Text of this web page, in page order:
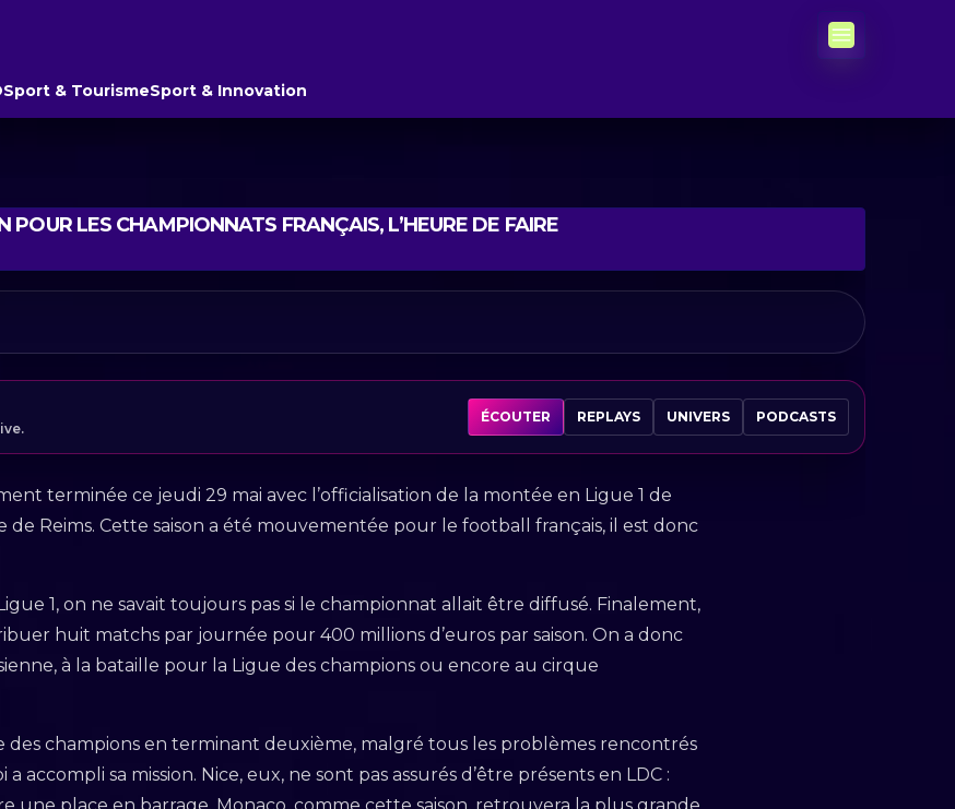
Sport & TourismeSport & Innovation
POUR LES CHAMPIONNATS FRANÇAIS, L’HEURE DE FAIRE
ÉCOUTER REPLAYS UNIVERS PODCASTS
terminée ce jeudi 29 mai avec l’officialisation de la montée en Ligue 1 de
Reims. Cette saison a été mouvementée pour le football français, il est donc
1, on ne savait toujours pas si le championnat allait être diffusé. Finalement,
huit matchs par journée pour 400 millions d’euros par saison. On a donc
à la bataille pour la Ligue des champions ou encore au cirque
des champions en terminant deuxième, malgré tous les problèmes rencontrés
accompli sa mission. Nice, eux, ne sont pas assurés d’être présents en LDC :
une place en barrage. Monaco, comme cette saison, retrouvera la plus grande